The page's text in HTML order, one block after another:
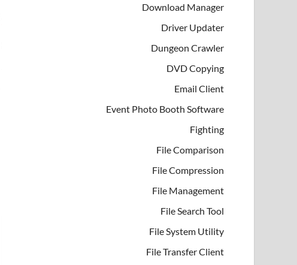
Download Manager
Driver Updater
Dungeon Crawler
DVD Copying
Email Client
Event Photo Booth Software
Fighting
File Comparison
File Compression
File Management
File Search Tool
File System Utility
File Transfer Client